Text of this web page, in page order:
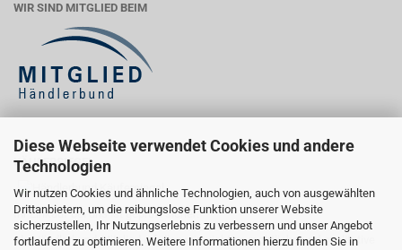
Diese Webseite verwendet Cookies und andere
Technologien
Wir nutzen Cookies und ähnliche Technologien, auch von ausgewählten
Drittanbietern, um die reibungslose Funktion unserer Website
sicherzustellen, Ihr Nutzungserlebnis zu verbessern und unser Angebot
fortlaufend zu optimieren. Weitere Informationen hierzu finden Sie in
WIR SIND MITGLIED BEIM
KÄUFERSIEGEL
Ihr Einkauf bei uns ist geprüft sicher:
Als Händlerbund-Mitglied erfüllen wir wichtige rechtliche und qualitative